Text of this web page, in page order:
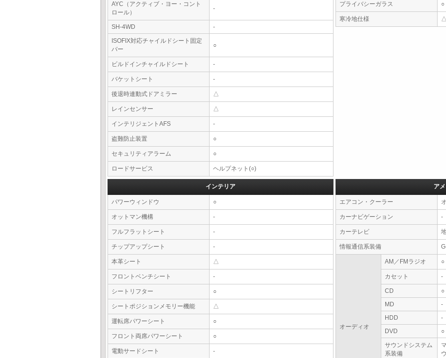
AYC（アクティブ・ヨー・コント
ロール）
-
SH-4WD
-
ISOFIX対応チャイルドシート固定
バー
○
ビルドインチャイルドシート -
バケットシート -
後退時連動式ドアミラー △
レインセンサー △
インテリジェントAFS -
盗難防止装置 ○
セキュリティアラーム ○
ロードサービス ヘルプネット(○)
プライバシーガラス ○
寒冷地仕様
インテリア
パワーウィンドウ ○
オットマン機構 -
フルフラットシート -
チップアップシート -
本革シート △
フロントベンチシート -
シートリフター ○
シートポジションメモリー機能 △
運転席パワーシート ○
フロント両席パワーシート ○
電動サードシート -
ア
エアコン・クーラー
カーナビゲーション -
カーテレビ
情報通信系装備
オーディオ
AM／FMラジオ ○
カセット -
CD
○
MD
-
HDD
-
DVD
○
サウンドシステム
系装備